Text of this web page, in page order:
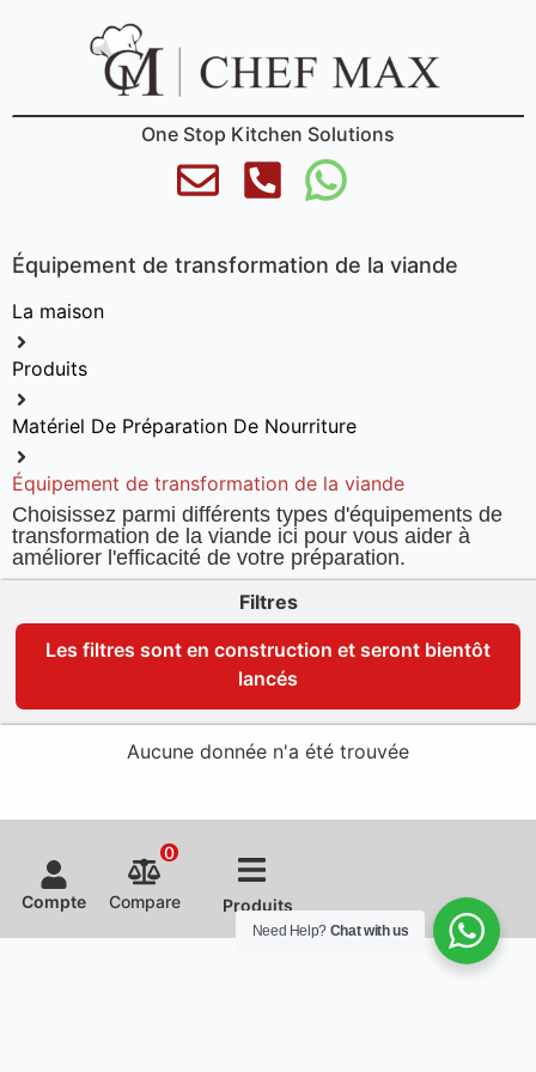
One Stop Kitchen Solutions
Équipement de transformation de la viande
La maison
Produits
Matériel De Préparation De Nourriture
Équipement de transformation de la viande
Choisissez parmi différents types d'équipements de
transformation de la viande ici pour vous aider à
améliorer l'efficacité de votre préparation.
Filtres
Les filtres sont en construction et seront bientôt
lancés
Aucune donnée n'a été trouvée
Compte Compare
0
Produits
Need Help? Chat with us